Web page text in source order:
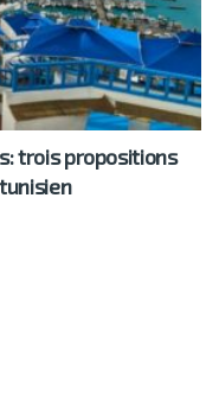
trois propositions